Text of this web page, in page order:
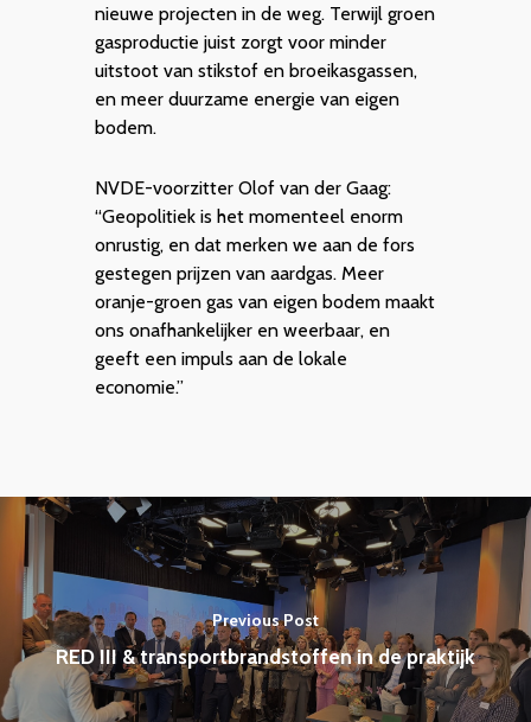
nieuwe projecten in de weg. Terwijl groen
gasproductie juist zorgt voor minder
uitstoot van stikstof en broeikasgassen,
en meer duurzame energie van eigen
bodem.
NVDE-voorzitter Olof van der Gaag:
“Geopolitiek is het momenteel enorm
onrustig, en dat merken we aan de fors
gestegen prijzen van aardgas. Meer
oranje-groen gas van eigen bodem maakt
ons onafhankelijker en weerbaar, en
geeft een impuls aan de lokale
economie.”
Previous Post
RED III & transportbrandstoffen in de praktijk